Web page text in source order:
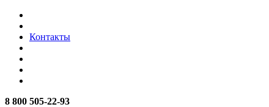
Контакты
8 800 505-22-93